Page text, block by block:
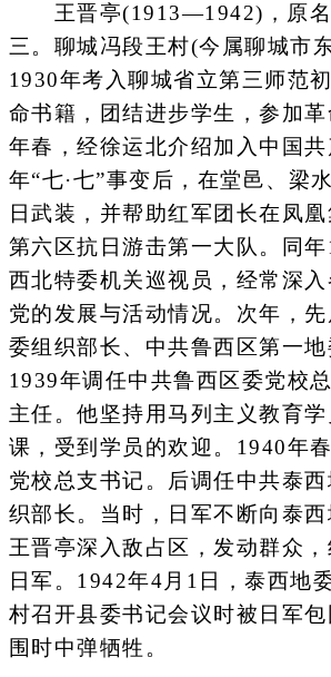
王晋亭(1913—1942)，原名
三。聊城冯段王村(今属聊城市
1930年考入聊城省立第三师范
命书籍，团结进步学生，参加
年春，经徐运北介绍加入中国
年“七·七”事变后，在堂邑、梁
日武装，并帮助红军团长在凤
第六区抗日游击第一大队。同
西北特委机关巡视员，经常深
党的发展与活动情况。次年，
委组织部长、中共鲁西区第一地
1939年调任中共鲁西区委党校
主任。他坚持用马列主义教育
课，受到学员的欢迎。1940年
党校总支书记。后调任中共泰
织部长。当时，日军不断向泰西
王晋亭深入敌占区，发动群众
日军。1942年4月1日，泰西地
村召开县委书记会议时被日军
围时中弹牺牲。